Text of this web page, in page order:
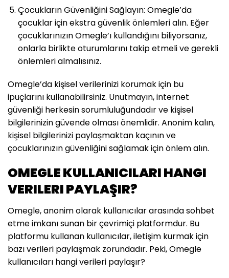
Çocukların Güvenliğini Sağlayın: Omegle’da
çocuklar için ekstra güvenlik önlemleri alın. Eğer
çocuklarınızın Omegle’ı kullandığını biliyorsanız,
onlarla birlikte oturumlarını takip etmeli ve gerekli
önlemleri almalısınız.
Omegle’da kişisel verilerinizi korumak için bu
ipuçlarını kullanabilirsiniz. Unutmayın, internet
güvenliği herkesin sorumluluğundadır ve kişisel
bilgilerinizin güvende olması önemlidir. Anonim kalın,
kişisel bilgilerinizi paylaşmaktan kaçının ve
çocuklarınızın güvenliğini sağlamak için önlem alın.
OMEGLE KULLANICILARI HANGI
VERILERI PAYLAŞIR?
Omegle, anonim olarak kullanıcılar arasında sohbet
etme imkanı sunan bir çevrimiçi platformdur. Bu
platformu kullanan kullanıcılar, iletişim kurmak için
bazı verileri paylaşmak zorundadır. Peki, Omegle
kullanıcıları hangi verileri paylaşır?